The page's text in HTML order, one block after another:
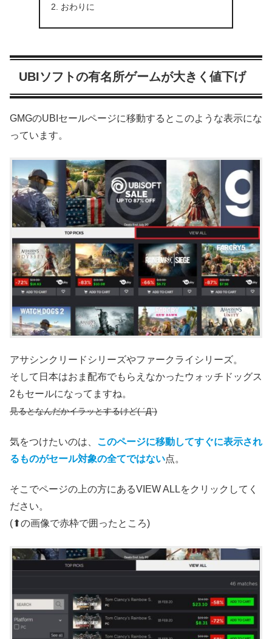
おわりに
UBIソフトの有名所ゲームが大きく値下げ
GMGのUBIセールページに移動するとこのような表示にな
っています。
アサシンクリードシリーズやファークライシリーズ。
そして日本はおま配布でもらえなかったウォッチドッグス
2もセールになってますね。
見るとなんだかイラッとするけど( ´Д`)
気をつけたいのは、 このページに移動してすぐに表示され
るものがセール対象の全てではない点。
そこでページの上の方にあるVIEW ALLをクリックしてく
ださい。
(⬆の画像で赤枠で囲ったところ)